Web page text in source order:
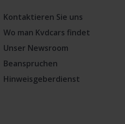
Kontaktieren Sie uns
Wo man Kvdcars findet
Unser Newsroom
Beanspruchen
Hinweisgeberdienst